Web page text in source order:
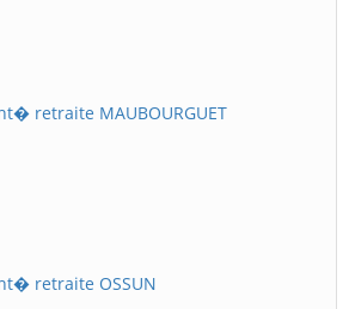
retraite MAUBOURGUET
retraite OSSUN